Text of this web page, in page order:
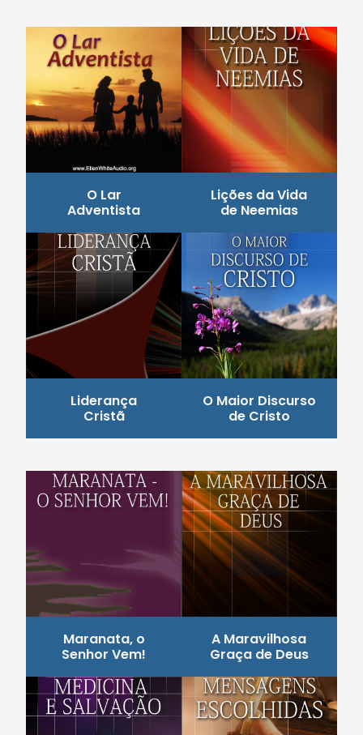
O Lar
Adventista
Lições da Vida
de Neemias
Liderança
Cristã
O Maior Discurso
de Cristo
Maranata, o
Senhor Vem!
A Maravilhosa
Graça de Deus